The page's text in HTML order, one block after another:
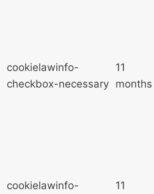
cookielawinfo-
checkbox-necessary
11
months
cookielawinfo-
11